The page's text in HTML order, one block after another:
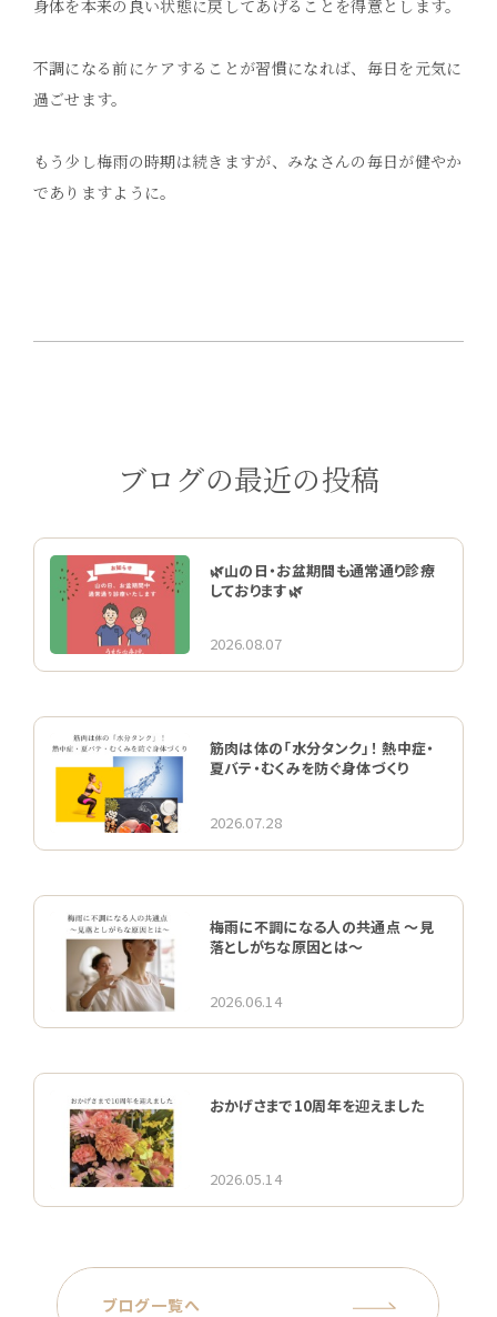
身体を本来の良い状態に戻してあげることを得意とします。
不調になる前にケアすることが習慣になれば、毎日を元気に
過ごせます。
もう少し梅雨の時期は続きますが、みなさんの毎日が健やか
でありますように。
ブログの最近の投稿
🌿山の日・お盆期間も通常通り診療
しております🌿
2026.08.07
筋肉は体の「水分タンク」！ 熱中症・
夏バテ・むくみを防ぐ身体づくり
2026.07.28
梅雨に不調になる人の共通点 〜見
落としがちな原因とは〜
2026.06.14
おかげさまで10周年を迎えました
2026.05.14
ブログ一覧へ